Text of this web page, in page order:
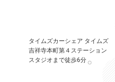
タイムズカーシェア タイムズ
吉祥寺本町第４ステーション
スタジオまで徒歩6分